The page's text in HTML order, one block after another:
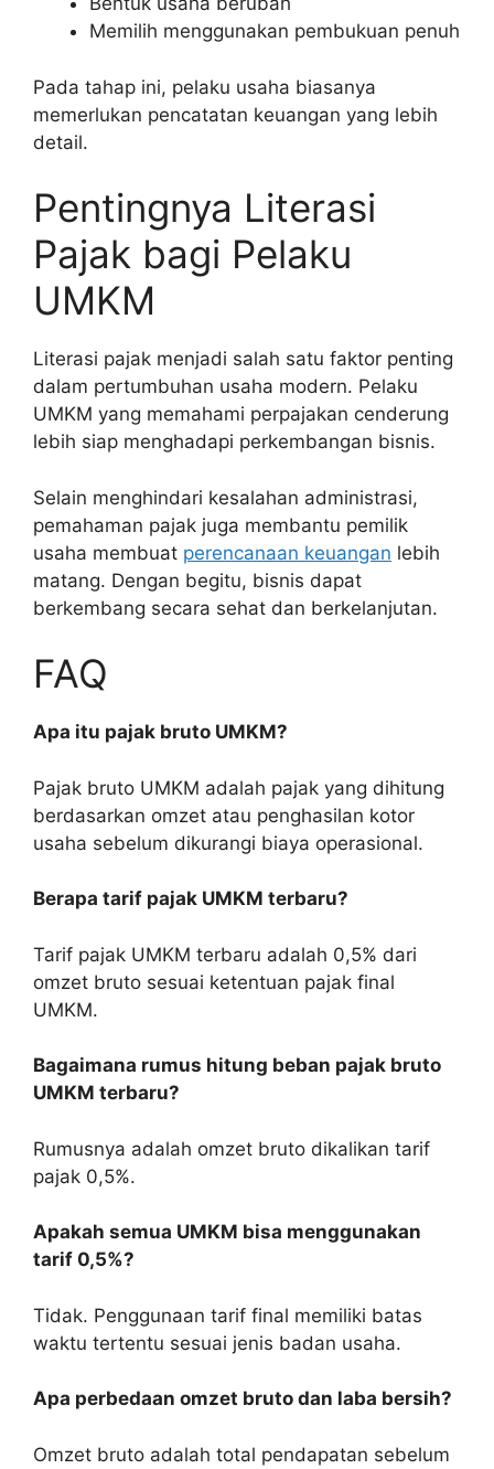
Memilih menggunakan pembukuan penuh
Pada tahap ini, pelaku usaha biasanya
memerlukan pencatatan keuangan yang lebih
detail.
Pentingnya Literasi
Pajak bagi Pelaku
UMKM
Literasi pajak menjadi salah satu faktor penting
dalam pertumbuhan usaha modern. Pelaku
UMKM yang memahami perpajakan cenderung
lebih siap menghadapi perkembangan bisnis.
Selain menghindari kesalahan administrasi,
pemahaman pajak juga membantu pemilik
usaha membuat perencanaan keuangan lebih
matang. Dengan begitu, bisnis dapat
berkembang secara sehat dan berkelanjutan.
FAQ
Apa itu pajak bruto UMKM?
Pajak bruto UMKM adalah pajak yang dihitung
berdasarkan omzet atau penghasilan kotor
usaha sebelum dikurangi biaya operasional.
Berapa tarif pajak UMKM terbaru?
Tarif pajak UMKM terbaru adalah 0,5% dari
omzet bruto sesuai ketentuan pajak final
UMKM.
Bagaimana rumus hitung beban pajak bruto
UMKM terbaru?
Rumusnya adalah omzet bruto dikalikan tarif
pajak 0,5%.
Apakah semua UMKM bisa menggunakan
tarif 0,5%?
Tidak. Penggunaan tarif final memiliki batas
waktu tertentu sesuai jenis badan usaha.
Apa perbedaan omzet bruto dan laba bersih?
Omzet bruto adalah total pendapatan sebelum